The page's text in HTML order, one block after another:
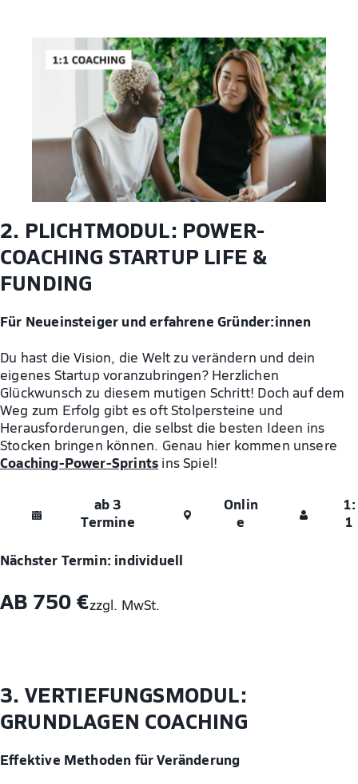
2. PLICHTMODUL: POWER-
COACHING STARTUP LIFE &
FUNDING
Für Neueinsteiger und erfahrene Gründer:innen
Du hast die Vision, die Welt zu verändern und dein
eigenes Startup voranzubringen? Herzlichen
Glückwunsch zu diesem mutigen Schritt! Doch auf dem
Weg zum Erfolg gibt es oft Stolpersteine und
Herausforderungen, die selbst die besten Ideen ins
Stocken bringen können. Genau hier kommen unsere
Coaching-Power-Sprints ins Spiel!
ab 3
Termine
Onlin
e
1:
1
Nächster Termin: individuell
AB 750 €zzgl. MwSt.
3. VERTIEFUNGSMODUL:
GRUNDLAGEN COACHING
Effektive Methoden für Veränderung